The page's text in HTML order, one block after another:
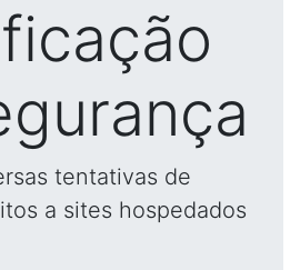
tentativas de
a sites hospedados